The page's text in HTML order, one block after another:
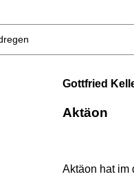
Gottfried
Aktäon
Aktäon hat im